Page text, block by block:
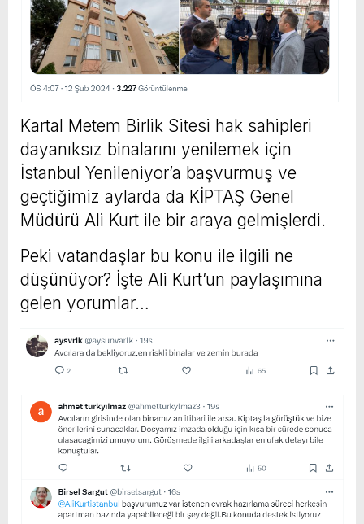
Kartal Metem Birlik Sitesi hak sahipleri
dayanıksız binalarını yenilemek için
İstanbul Yenileniyor’a başvurmuş ve
geçtiğimiz aylarda da KİPTAŞ Genel
Müdürü Ali Kurt ile bir araya gelmişlerdi.
Peki vatandaşlar bu konu ile ilgili ne
düşünüyor? İşte Ali Kurt’un paylaşımına
gelen yorumlar…